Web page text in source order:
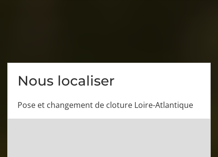
Nous localiser
Pose et changement de cloture Loire-Atlantique